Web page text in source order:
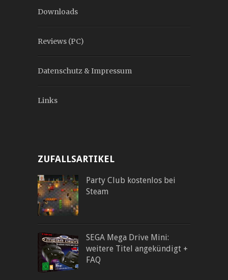
Downloads
Reviews (PC)
Datenschutz & Impressum
Links
ZUFALLSARTIKEL
Party Club kostenlos bei
Steam
SEGA Mega Drive Mini:
weitere Titel angekündigt +
FAQ